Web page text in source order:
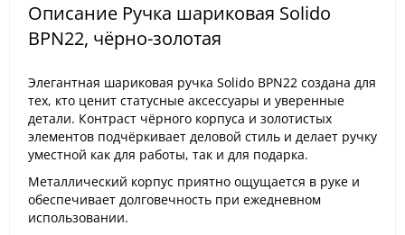
Описание Ручка шариковая Solido
BPN22, чёрно-золотая
Элегантная шариковая ручка Solido BPN22 создана для
тех, кто ценит статусные аксессуары и уверенные
детали. Контраст чёрного корпуса и золотистых
элементов подчёркивает деловой стиль и делает ручку
уместной как для работы, так и для подарка.
Металлический корпус приятно ощущается в руке и
обеспечивает долговечность при ежедневном
использовании.